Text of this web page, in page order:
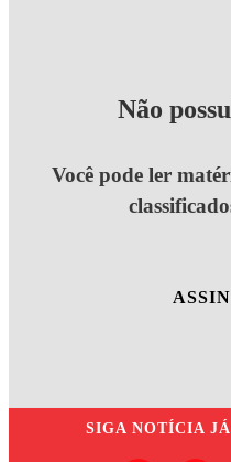
Não
Você pode ler
SIGA NOTÍCIA JÁ